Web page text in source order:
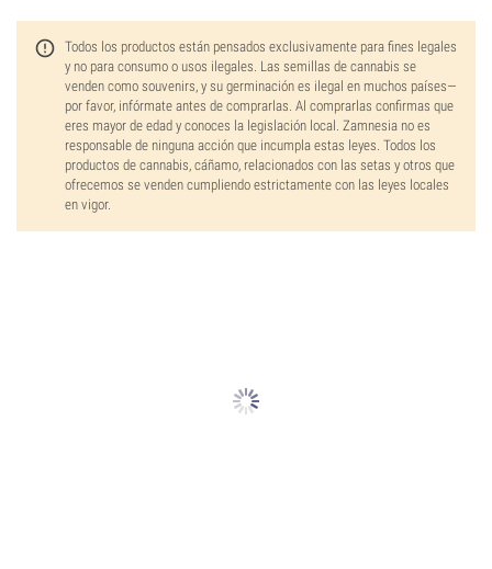
Todos los productos están pensados exclusivamente para fines legales
y no para consumo o usos ilegales. Las semillas de cannabis se
venden como souvenirs, y su germinación es ilegal en muchos países—
por favor, infórmate antes de comprarlas. Al comprarlas confirmas que
eres mayor de edad y conoces la legislación local. Zamnesia no es
responsable de ninguna acción que incumpla estas leyes. Todos los
productos de cannabis, cáñamo, relacionados con las setas y otros que
ofrecemos se venden cumpliendo estrictamente con las leyes locales
en vigor.